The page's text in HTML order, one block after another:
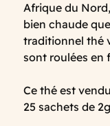
Afrique du
bien chaude
traditionnel thé
sont roulées en
Ce thé est
25 sachets de